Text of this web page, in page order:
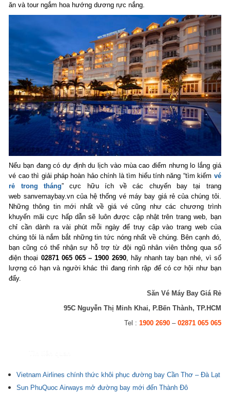
ăn và tour ngắm hoa hướng dương rực nắng.
Nếu bạn đang có dự định du lịch vào mùa cao điểm nhưng lo lắng giá
vé cao thì giải pháp hoàn hảo chính là tìm hiểu tính năng “tìm kiếm vé
rẻ trong tháng” cực hữu ích về các chuyến bay tại trang
web sanvemaybay.vncủa hệ thống vé máy bay giá rẻ của chúng tôi.
Những thông tin mới nhất về giá vé cũng như các chương trình
khuyến mãi cực hấp dẫn sẽ luôn được cập nhật trên trang web, bạn
chỉ cần dành ra vài phút mỗi ngày để truy cập vào trang web của
chúng tôi là nắm bắt những tin tức nóng nhất về chúng. Bên cạnh đó,
bạn cũng có thể nhận sự hỗ trợ từ đội ngũ nhân viên thông qua số
điện thoại 02871 065 065 – 1900 2690, hãy nhanh tay bạn nhé, vì số
lượng có hạn và người khác thì đang rình rập để có cơ hội như bạn
đấy.
Săn Vé Máy Bay Giá Rẻ
95C Nguyễn Thị Minh Khai, P.Bến Thành, TP.HCM
Tel : 1900 2690– 02871 065 065
Vietnam Airlines chính thức khôi phục đường bay Cần Thơ – Đà Lạt
Sun PhuQuoc Airways mở đường bay mới đến Thành Đô